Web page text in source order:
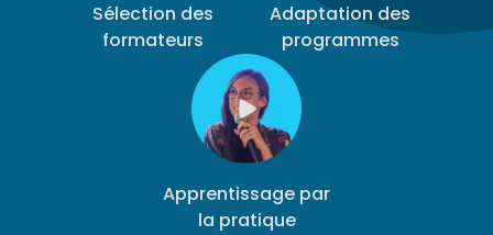
Sélection des
formateurs
Adaptation des
programmes
Apprentissage par
la pratique